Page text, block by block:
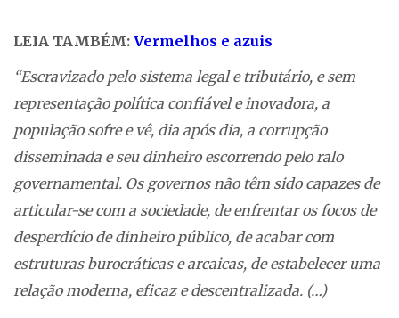
LEIA TAMBÉM: Vermelhos e azuis
“Escravizado pelo sistema legal e tributário, e sem
representação política confiável e inovadora, a
população sofre e vê, dia após dia, a corrupção
disseminada e seu dinheiro escorrendo pelo ralo
governamental. Os governos não têm sido capazes de
articular-se com a sociedade, de enfrentar os focos de
desperdício de dinheiro público, de acabar com
estruturas burocráticas e arcaicas, de estabelecer uma
relação moderna, eficaz e descentralizada. (…)